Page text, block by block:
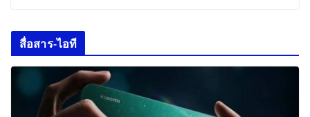
สื่อสาร-ไอที